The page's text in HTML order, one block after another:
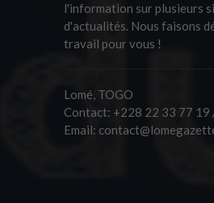
l'information sur plusieurs
d'actualités. Nous faisons
travail pour vous !
Lomé, TOGO
Contact: +228 22 33 77 19
Email: